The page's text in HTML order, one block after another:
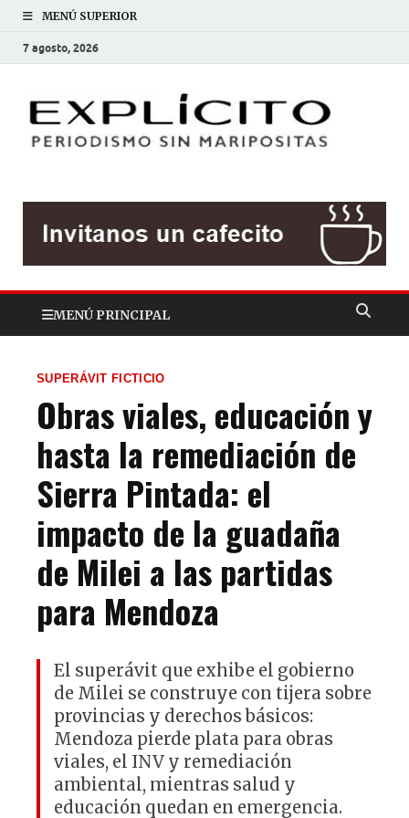
MENÚ SUPERIOR
7 agosto, 2026
MENÚ PRINCIPAL
SUPERÁVIT FICTICIO
Obras viales, educación y
hasta la remediación de
Sierra Pintada: el
impacto de la guadaña
de Milei a las partidas
para Mendoza
El superávit que exhibe el gobierno
de Milei se construye con tijera sobre
provincias y derechos básicos:
Mendoza pierde plata para obras
viales, el INV y remediación
ambiental, mientras salud y
educación quedan en emergencia.